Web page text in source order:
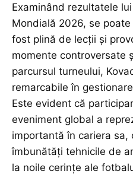
Examinând rezultatele
Mondială 2026, se
fost plină de lecții și
momente controversate
parcursul turneului,
remarcabile în
Este evident că
eveniment global a
importantă în cariera
îmbunătăți tehnicile de
la noile cerințe ale